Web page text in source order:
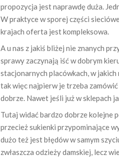
propozycja jest naprawdę duża.
W praktyce w sporej części
krajach oferta jest kompleksowa.
A u nas z jakiś bliżej nie znanych
sprawy zaczynają iść w dobrym
stacjonarnych placówkach, w
tak więc najpierw je trzeba
dobrze. Nawet jeśli już w sklepach
Tutaj widać bardzo dobrze kolejne
przecież sukienki przypominające
dużo też jest błędów w samym
zwłaszcza odzieży damskiej, lecz